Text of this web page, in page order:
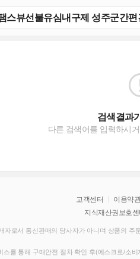
검색결과
다른 검색어를 입력하시
고객센터 이용약관
지식재산권보호센
자로서 통신판매의 당사자가 아니며 상품의 주
스를 통해 구매안전 절차 확인 후(에스크로/소